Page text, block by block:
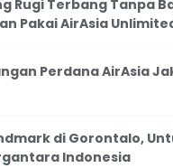
Rugi Terbang Tanpa
Pakai AirAsia
Perdana AirAsia
di Gorontalo,
Indonesia